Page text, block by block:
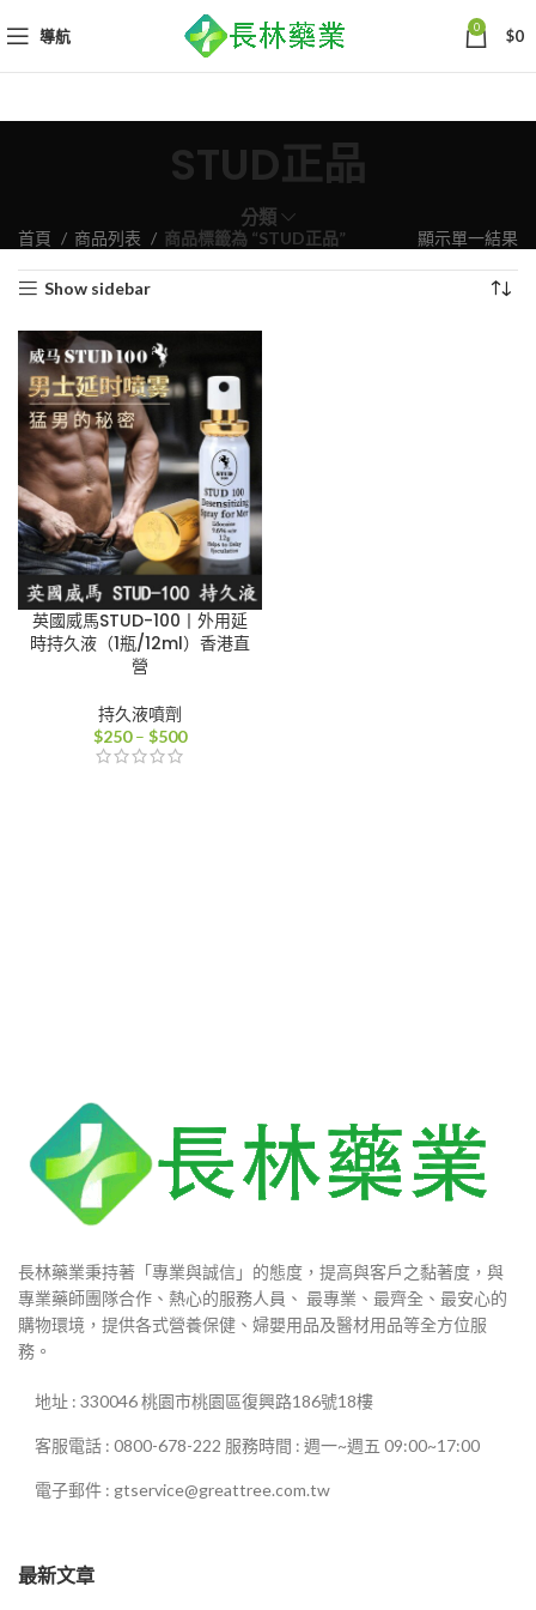
導航 0 $0
STUD正品
分類
首頁 商品列表 商品標籤為 “STUD正品” 顯示單一結果
Show sidebar
英國威馬STUD-100丨外用延
時持久液（1瓶/12ml）香港直
營
持久液噴劑
$250 – $500價
長林藥業秉持著「專業與誠信」的態度，提高與客戶之黏著度，與
專業藥師團隊合作、熱心的服務人員、 最專業、最齊全、最安心的
購物環境，提供各式營養保健、婦嬰用品及醫材用品等全方位服
務。
地址 : 330046 桃園市桃園區復興路186號18樓
客服電話 : 0800-678-222 服務時間 : 週一~週五 09:00~17:00
電子郵件 : gtservice@greattree.com.tw
最新文章